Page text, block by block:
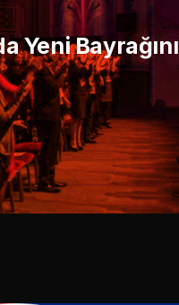
Yeni Bayrağını